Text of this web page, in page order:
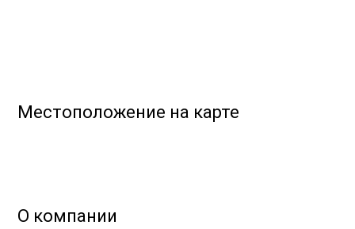
Местоположение на карте
О компании